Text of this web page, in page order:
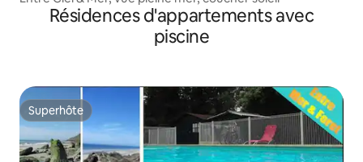
Résidences d'appartements avec
piscine
Superhôte
Superhôte